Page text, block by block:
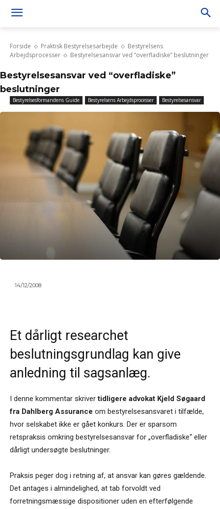
Forside Praktisk Bestyrelsesarbejde
Bestyrelsens
Arbejdsprocesser
Bestyrelsesansvar ved “overfladiske” beslutninger
Bestyrelsesansvar ved “overfladiske”
beslutninger
Bestyrelsesformandens Guide Bestyrelsens Arbejdsprocesser Bestyrelsesansvar
14/12/2008
Et dårligt researchet
beslutningsgrundlag kan give
anledning til sagsanlæg.
I denne kommentar skrivertidligere advokat Kjeld Søgaard
fra Dahlberg Assurance om bestyrelsesansvaret i tilfælde,
hvor selskabet ikke er gået konkurs. Der er sparsom
retspraksis omkring bestyrelsesansvar for „overfladiske“ eller
dårligt undersøgte beslutninger.
Praksis peger dog i retning af, at ansvar kan gøres gældende.
Det antages i almindelighed, at tab forvoldt ved
forretningsmæssige dispositioner uden en efterfølgende